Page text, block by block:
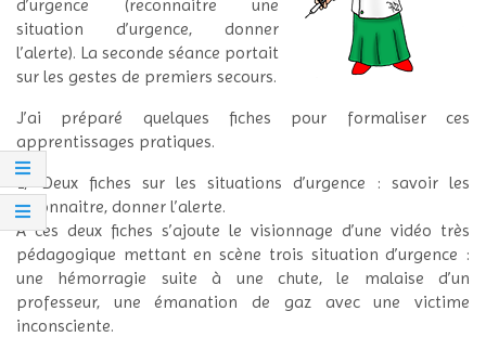
d’urgence (reconnaitre une
situation d’urgence, donner
l’alerte). La seconde séance portait
sur les gestes de premiers secours.
J’ai préparé quelques fiches pour formaliser ces
apprentissages pratiques.
1/ Deux fiches sur les situations d’urgence : savoir les
reconnaitre, donner l’alerte.
À ces deux fiches s’ajoute le visionnage d’une vidéo très
pédagogique mettant en scène trois situation d’urgence :
une hémorragie suite à une chute, le malaise d’un
professeur, une émanation de gaz avec une victime
inconsciente.